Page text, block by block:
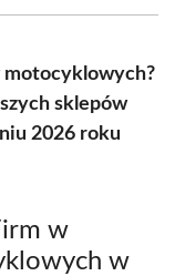
motocyklowych?
sklepów
2026 roku
w
w